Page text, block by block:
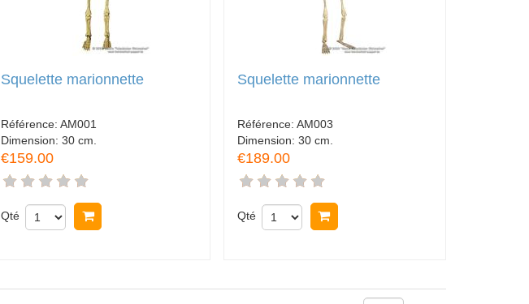
Squelette marionnette
Référence:AM001
Dimension:30 cm.
€159.00
Qté
Squelette marionnette
Référence: AM003
Dimension: 30 cm.
€189.00
Qté